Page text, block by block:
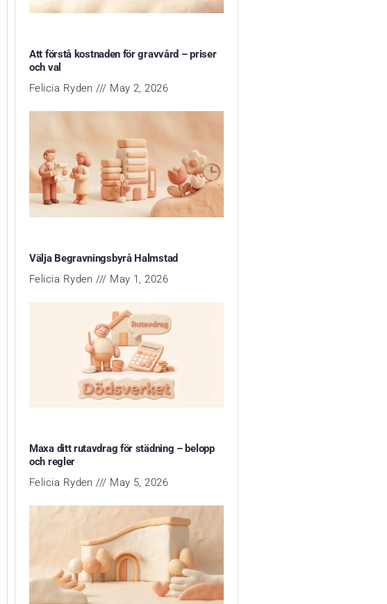
Att förstå kostnaden för gravvård – priser
och val
Felicia Ryden
May 2, 2026
Välja Begravningsbyrå Halmstad
Felicia Ryden
May 1, 2026
Maxa ditt rutavdrag för städning – belopp
och regler
Felicia Ryden
May 5, 2026